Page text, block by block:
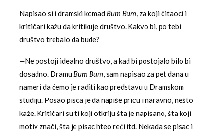
Napisao si i dramski komad Bum Bum, za koji čitaoci i
kritičari kažu da kritikuje društvo. Kakvo bi, po tebi,
društvo trebalo da bude?
—Ne postoji idealno društvo, a kad bi postojalo bilo bi
dosadno. Dramu Bum Bum, sam napisao za pet dana u
nameri da ćemo je raditi kao predstavu u Dramskom
studiju. Posao pisca je da napiše priču i naravno, nešto
kaže. Kritičari su ti koji otkriju šta je napisano, šta koji
motiv znači, šta je pisac hteo reći itd. Nekada se pisac i